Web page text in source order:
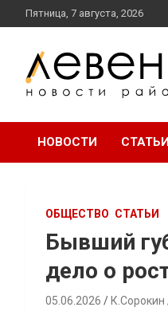
перейти
к
Пятница, 7 августа, 2026
НОВОСТИ СТАТЬИ
ОБЩЕСТВО СТАТЬИ
Бывший
дело о
05.06.2026 К.Сорокин